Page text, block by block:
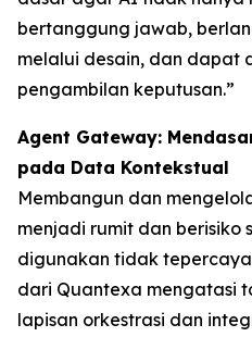
bertanggung jawab,
melalui desain, dan dapat
pengambilan keputusan.”
Agent Gateway:
pada Data Kontekstual
Membangun dan
menjadi rumit dan berisiko
digunakan tidak
dari Quantexa mengatasi
lapisan orkestrasi dan